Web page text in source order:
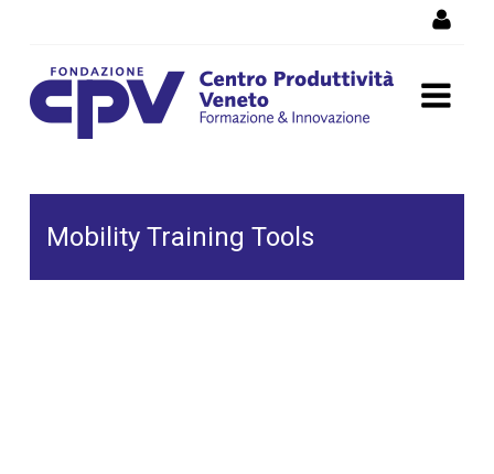
Mobility Training Tools
Mobility Training Tools